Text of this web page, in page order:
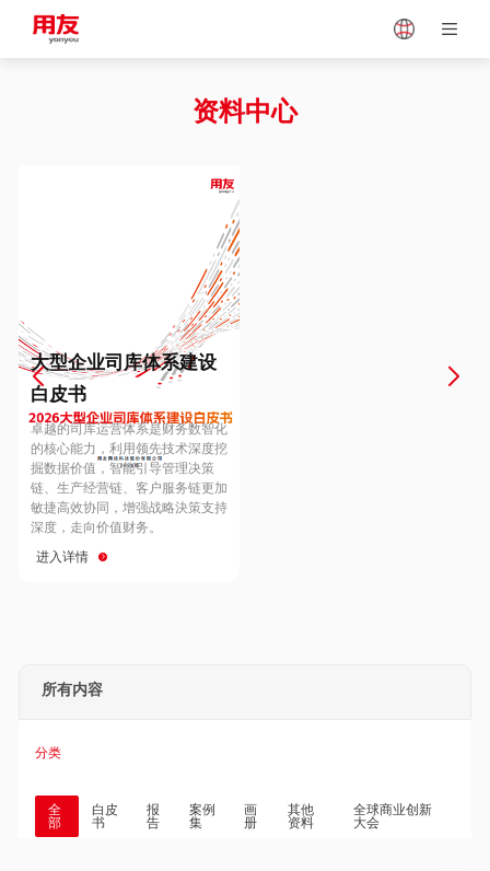
Vietnam
Europe
Hungary
Hong Kong
资料中心
大型企业司库体系建设
白皮书
卓越的司库运营体系是财务数智化
的核心能力，利用领先技术深度挖
掘数据价值，智能引导管理决策
链、生产经营链、客户服务链更加
敏捷高效协同，增强战略決策支持
深度，走向价值财务。
进入详情
所有内容
分类
全
部
白皮
书
报
告
案例
集
画
册
其他
资料
全球商业创新
大会